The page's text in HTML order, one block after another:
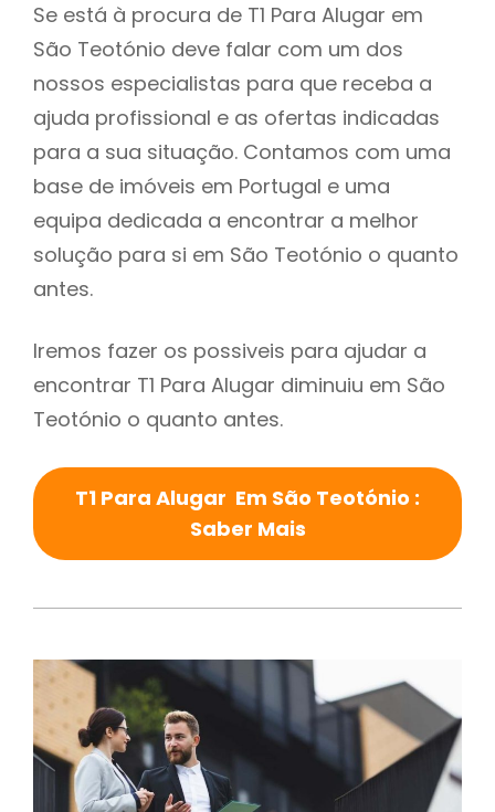
Se está à procura de T1 Para Alugar em
São Teotónio deve falar com um dos
nossos especialistas para que receba a
ajuda profissional e as ofertas indicadas
para a sua situação. Contamos com uma
base de imóveis em Portugal e uma
equipa dedicada a encontrar a melhor
solução para si em São Teotónio o quanto
antes.
Iremos fazer os possiveis para ajudar a
encontrar T1 Para Alugar diminuiu em São
Teotónio o quanto antes.
T1 Para Alugar Em São Teotónio :
Saber Mais